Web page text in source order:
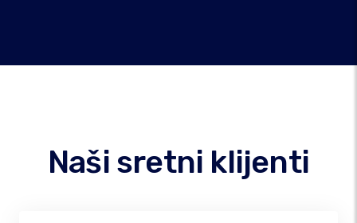
Naši sretni klijenti